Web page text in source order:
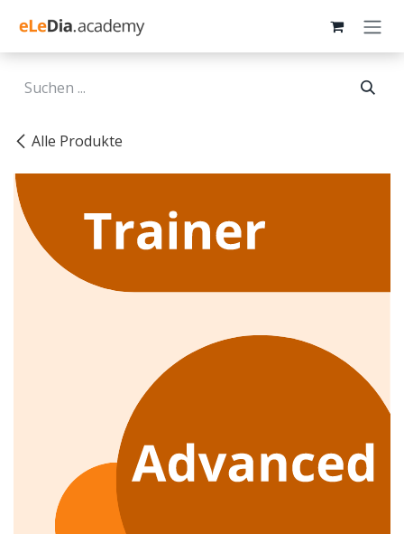
Alle Produkte